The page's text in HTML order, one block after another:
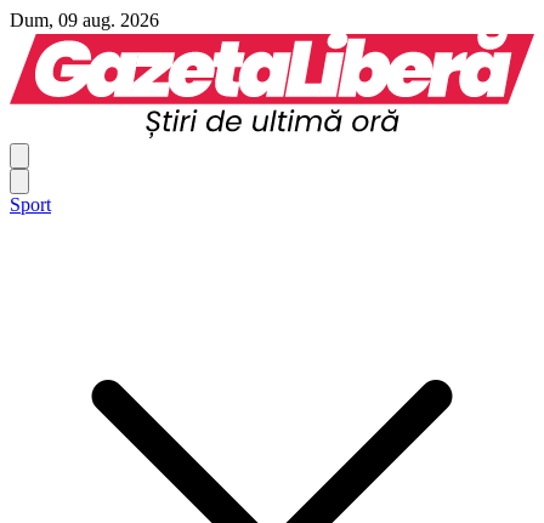
Dum, 09 aug. 2026
Sport